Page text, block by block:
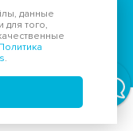
ДАННЫХ
"МедСевен":
, данные
для того,
.